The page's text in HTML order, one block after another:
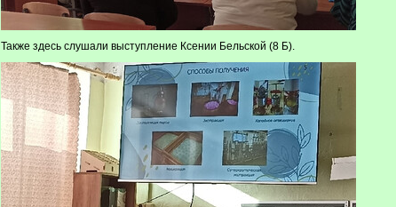
Также здесь слушали выступление Ксении Бельской (8 Б).